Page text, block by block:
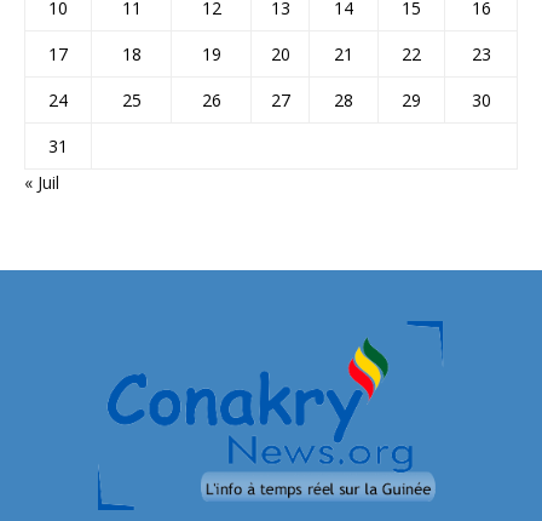
10
11 12 13 14 15
16
17
18 19 20 21 22
23
24
25 26 27 28 29
30
31
« Juil